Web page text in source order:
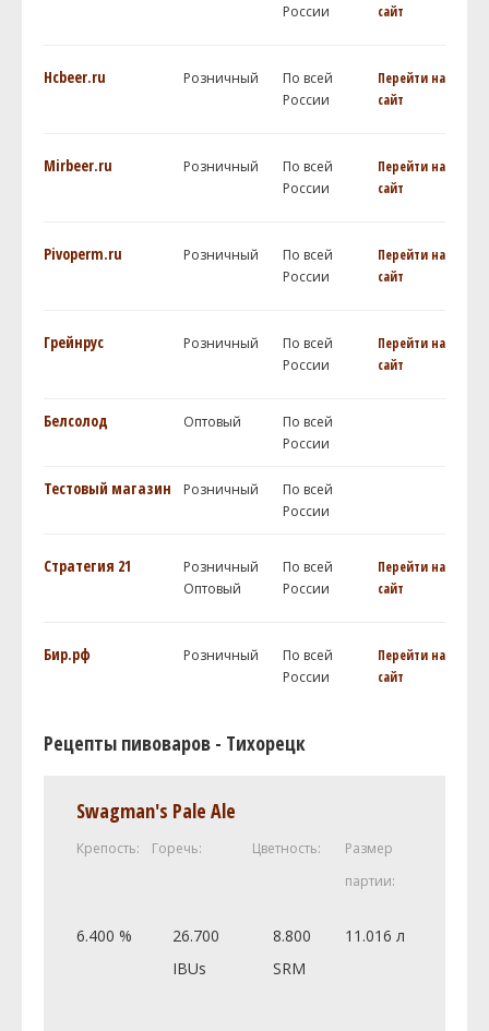
России
сайт
Hcbeer.ru Розничный
По всей
России
Перейти на
сайт
Mirbeer.ru Розничный
По всей
России
Перейти на
сайт
Pivoperm.ru Розничный
По всей
России
Перейти на
сайт
Грейнрус Розничный
По всей
России
Перейти на
сайт
Белсолод Оптовый
По всей
России
Тестовый магазин Розничный
По всей
России
Стратегия 21
Розничный
Оптовый
По всей
России
Перейти на
сайт
Бир.рф Розничный
По всей
России
Перейти на
сайт
Рецепты пивоваров - Тихорецк
Swagman's Pale Ale
Крепость: Горечь: Цветность:
Размер
партии:
6.400 %
26.700
IBUs
8.800
SRM
11.016 л